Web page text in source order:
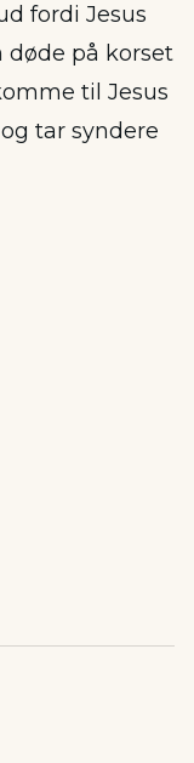
fordi Jesus
døde på korset
til Jesus
tar syndere